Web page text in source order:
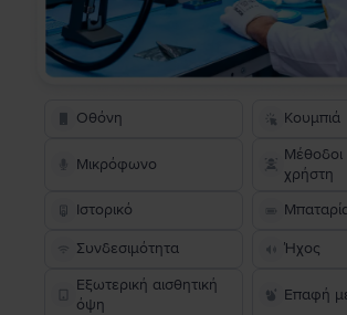
Οθόνη Κουμπιά
Μικρόφωνο
Μέθοδοι
χρήστη
Ιστορικό
Συνδεσιμότητα
Ήχος
Εξωτερική αισθητική
όψη
Επαφή